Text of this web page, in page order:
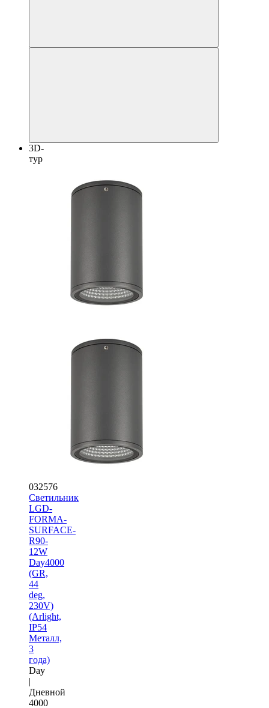
3D-
тур
032576
Светильник
LGD-
FORMA-
SURFACE-
R90-
12W
Day4000
(GR,
44
deg,
230V)
(Arlight,
IP54
Металл,
3
года)
Day
|
Дневной
4000